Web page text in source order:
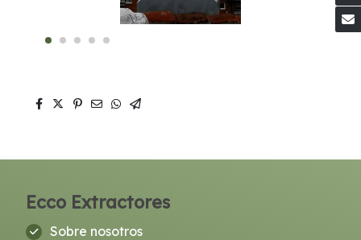
Ecco Extractores
Sobre nosotros